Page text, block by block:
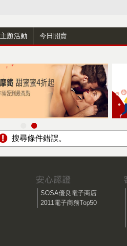
主題活動 今日開賣
搜尋條件錯誤。
SOSA優良電子商店
2011電子商務Top50